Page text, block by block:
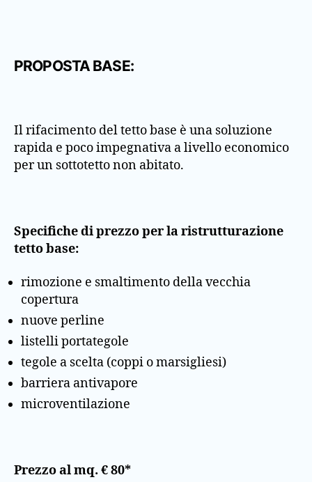
PROPOSTA BASE:
Il rifacimento del tetto base è una soluzione
rapida e poco impegnativa a livello economico
per un sottotetto non abitato.
Specifiche di prezzo per la ristrutturazione
tetto base:
rimozione e smaltimento della vecchia
copertura
nuove perline
listelli portategole
tegole a scelta (coppi o marsigliesi)
barriera antivapore
microventilazione
Prezzo al mq. € 80*